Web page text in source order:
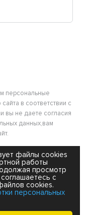
файлы cookies
работы
просмотр
с
cookies.
персональных
персональные
в соответствии с
вы не даете согласия
данных,вам